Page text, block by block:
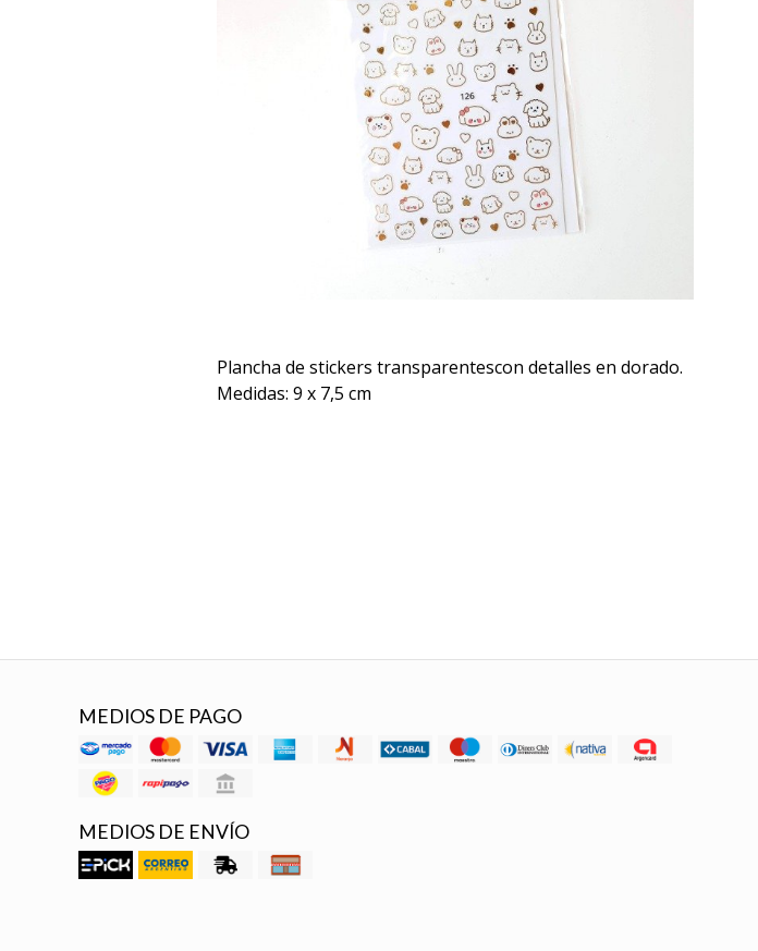
Plancha de stickers transparentescon detalles en dorado.
Medidas: 9 x 7,5 cm
MEDIOS DE PAGO
MEDIOS DE ENVÍO